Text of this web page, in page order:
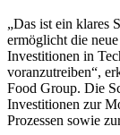
„Das ist ein klares
ermöglicht die
Investitionen in
voranzutreiben“,
Food Group. Die
Investitionen zur
Prozessen sowie